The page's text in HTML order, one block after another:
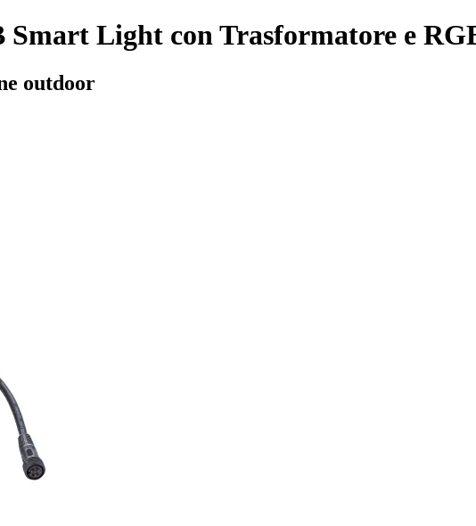
Smart Light con Trasformatore e
outdoor